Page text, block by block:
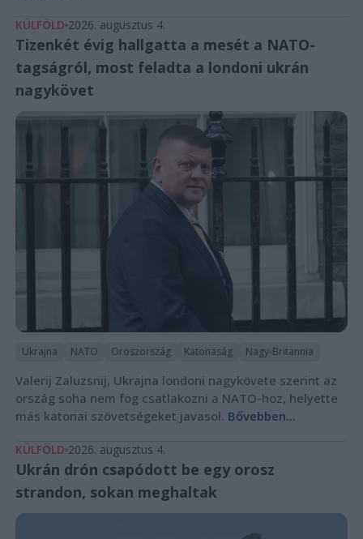
KÜLFÖLD 2026. augusztus 4.
Tizenkét évig hallgatta a mesét a NATO-
tagságról, most feladta a londoni ukrán
nagykövet
Ukrajna NATO Oroszország Katonaság Nagy-Britannia
Valerij Zaluzsnij, Ukrajna londoni nagykövete szerint az
ország soha nem fog csatlakozni a NATO-hoz, helyette
más katonai szövetségeket javasol. Bővebben...
KÜLFÖLD 2026. augusztus 4.
Ukrán drón csapódott be egy orosz
strandon, sokan meghaltak